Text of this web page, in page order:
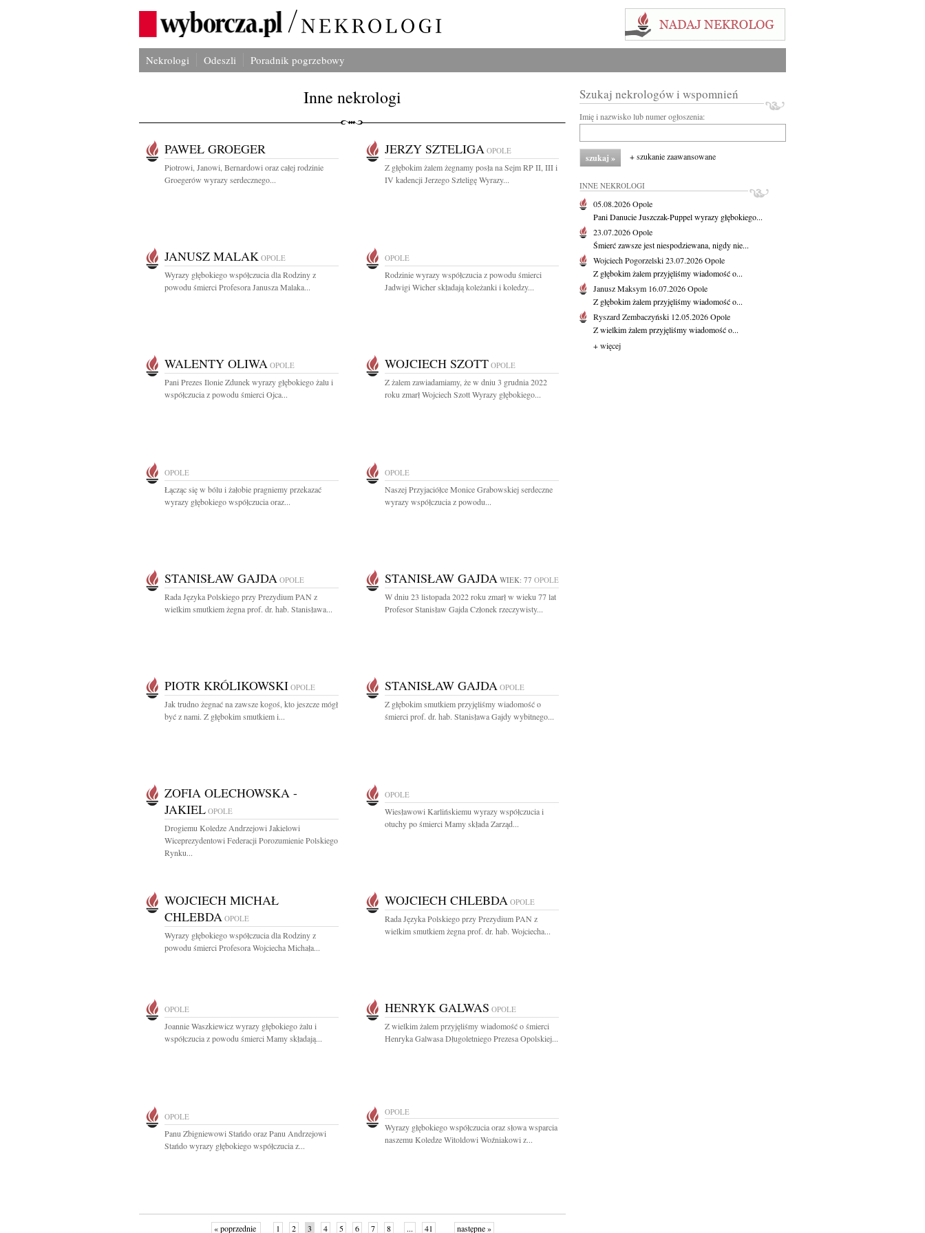
Nekrologi Odeszli Poradnik pogrzebowy
Inne nekrologi
PAWEŁ GROEGER
Piotrowi, Janowi, Bernardowi oraz całej rodzinie
Groegerów wyrazy serdecznego...
JERZY SZTELIGA OPOLE
Z głębokim żalem żegnamy posła na Sejm RP II, III i
IV kadencji Jerzego Szteligę Wyrazy...
JANUSZ MALAK OPOLE
Wyrazy głębokiego współczucia dla Rodziny z
powodu śmierci Profesora Janusza Malaka...
OPOLE
Rodzinie wyrazy współczucia z powodu śmierci
Jadwigi Wicher składają koleżanki i koledzy...
WALENTY OLIWA OPOLE
Pani Prezes Ilonie Zdunek wyrazy głębokiego żalu i
współczucia z powodu śmierci Ojca...
WOJCIECH SZOTT OPOLE
Z żalem zawiadamiamy, że w dniu 3 grudnia 2022
roku zmarł Wojciech Szott Wyrazy głębokiego...
OPOLE
Łącząc się w bólu i żałobie pragniemy przekazać
wyrazy głębokiego współczucia oraz...
OPOLE
Naszej Przyjaciółce Monice Grabowskiej serdeczne
wyrazy współczucia z powodu...
STANISŁAW GAJDA OPOLE
Rada Języka Polskiego przy Prezydium PAN z
wielkim smutkiem żegna prof. dr. hab. Stanisława...
STANISŁAW GAJDA WIEK: 77 OPOLE
W dniu 23 listopada 2022 roku zmarł w wieku 77 lat
Profesor Stanisław Gajda Członek rzeczywisty...
PIOTR KRÓLIKOWSKI OPOLE
Jak trudno żegnać na zawsze kogoś, kto jeszcze mógł
być z nami. Z głębokim smutkiem i...
STANISŁAW GAJDA OPOLE
Z głębokim smutkiem przyjęliśmy wiadomość o
śmierci prof. dr. hab. Stanisława Gajdy wybitnego...
ZOFIA OLECHOWSKA -
JAKIEL OPOLE
Drogiemu Koledze Andrzejowi Jakielowi
Wiceprezydentowi Federacji Porozumienie Polskiego
Rynku...
OPOLE
Wiesławowi Karlińskiemu wyrazy współczucia i
otuchy po śmierci Mamy składa Zarząd...
WOJCIECH MICHAŁ
CHLEBDA OPOLE
Wyrazy głębokiego współczucia dla Rodziny z
powodu śmierci Profesora Wojciecha Michała...
WOJCIECH CHLEBDA OPOLE
Rada Języka Polskiego przy Prezydium PAN z
wielkim smutkiem żegna prof. dr. hab. Wojciecha...
OPOLE
Joannie Waszkiewicz wyrazy głębokiego żalu i
współczucia z powodu śmierci Mamy składają...
HENRYK GALWAS OPOLE
Z wielkim żalem przyjęliśmy wiadomość o śmierci
Henryka Galwasa Długoletniego Prezesa Opolskiej...
OPOLE
Panu Zbigniewowi Stańdo oraz Panu Andrzejowi
Stańdo wyrazy głębokiego współczucia z...
OPOLE
Wyrazy głębokiego współczucia oraz słowa wsparcia
naszemu Koledze Witoldowi Woźniakowi z...
« poprzednie 1 2 3 4 5 6 7 8 ... 41 następne »
Szukaj nekrologów i wspomnień
Imię i nazwisko lub numer ogłoszenia:
+ szukanie zaawansowane
INNE NEKROLOGI
05.08.2026Opole
Pani Danucie Juszczak-Puppel wyrazy głębokiego...
23.07.2026Opole
Śmierć zawsze jest niespodziewana, nigdy nie...
Wojciech Pogorzelski23.07.2026Opole
Z głębokim żalem przyjęliśmy wiadomość o...
Janusz Maksym 16.07.2026Opole
Z głębokim żalem przyjęliśmy wiadomość o...
Ryszard Zembaczyński 12.05.2026Opole
Z wielkim żalem przyjęliśmy wiadomość o...
+ więcej